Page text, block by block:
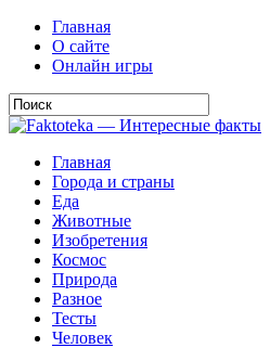
Главная
О сайте
Онлайн игры
Главная
Города и страны
Еда
Животные
Изобретения
Космос
Природа
Разное
Тесты
Человек